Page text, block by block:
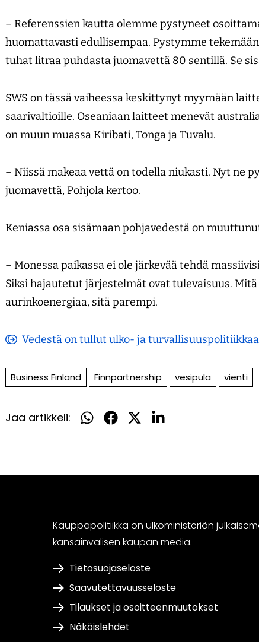
– Referenssien kautta olemme pystyneet
huomattavasti edullisempaa. Pystymme
tuhat litraa puhdasta juomavettä 80 sentillä. Se
SWS on tässä vaiheessa keskittynyt myymään
saarivaltioille. Oseaniaan laitteet menevät
on muun muassa Kiribati, Tonga ja Tuvalu.
– Niissä makeaa vettä on todella niukasti. Nyt ne
juomavettä, Pohjola kertoo.
Keniassa osa sisämaan pohjavedestä on
– Monessa paikassa ei ole järkevää tehdä
Siksi hajautetut järjestelmät ovat tulevaisuus.
aurinkoenergiaa, sitä parempi.
Vedestä on tullut ulko- ja turvallisuuspolitiikkaa
(avautuu
uuteen
ikkunaan)
Business Finland Finnpartnership vesipula vienti
Jaa artikkeli:
Jaa
Jaa
Jaa
Jaa
Kauppapolitiikka on ulkoministeriön
kansainvälisen kaupan media.
Tietosuojaseloste
Saavutettavuusseloste
Tilaukset ja osoitteenmuutokset
Näköislehdet